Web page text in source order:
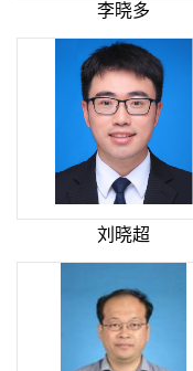
李晓多
刘晓超